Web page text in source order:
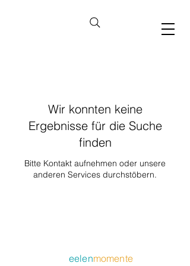
Wir konnten keine
Ergebnisse für die Suche
finden
Bitte Kontakt aufnehmen oder unsere
anderen Services durchstöbern.
eelenmomente